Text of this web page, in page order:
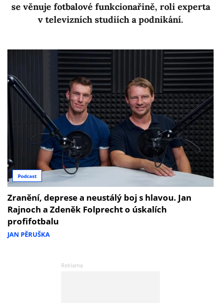
se věnuje fotbalové funkcionařině, roli experta
v televizních studiích a podnikání.
Podcast
Zranění, deprese a neustálý boj s hlavou. Jan
Rajnoch a Zdeněk Folprecht o úskalích
profifotbalu
JAN PĚRUŠKA